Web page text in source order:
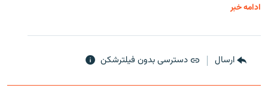
ادامه خبر
ارسال دسترسی بدون فیلترشکن